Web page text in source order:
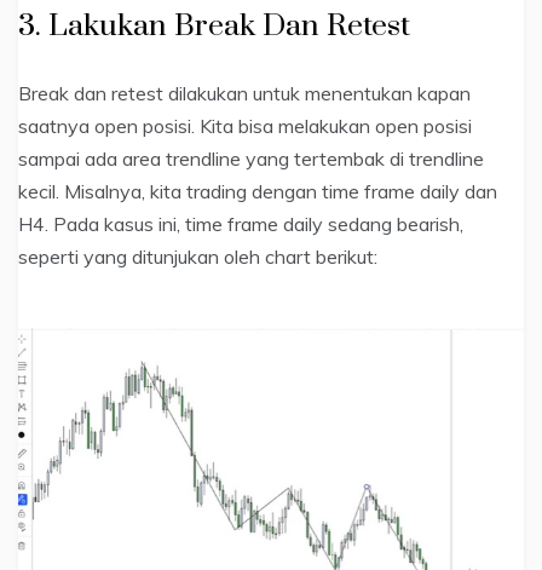
3. Lakukan Break Dan Retest
Break dan retest dilakukan untuk menentukan kapan
saatnya open posisi. Kita bisa melakukan open posisi
sampai ada area trendline yang tertembak di trendline
kecil. Misalnya, kita trading dengan time frame daily dan
H4. Pada kasus ini, time frame daily sedang bearish,
seperti yang ditunjukan oleh chart berikut: